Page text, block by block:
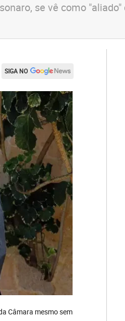
se vê como
SIGA NO
Câmara mesmo sem